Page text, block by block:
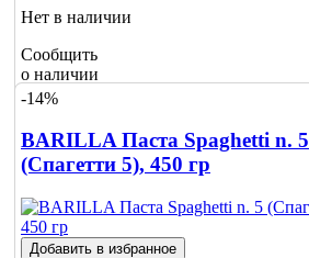
Нет в наличии
Сообщить
о наличии
-14%
BARILLA Паста Spaghetti n. 5
(Спагетти 5), 450 гр
Добавить в избранное